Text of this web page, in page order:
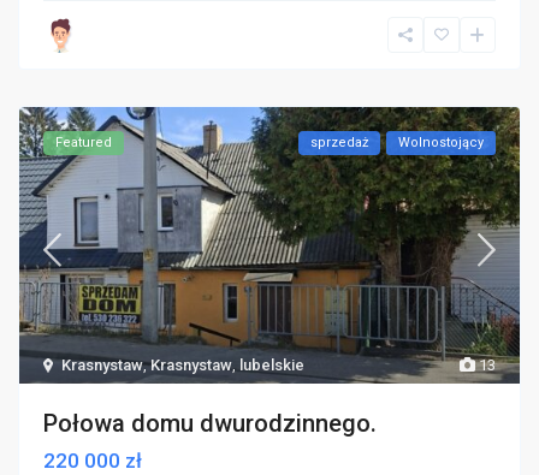
13
Krasnystaw,Krasnystaw, lubelskie
Featured sprzedaż Wolnostojący
Połowa domu dwurodzinnego.
220 000 zł